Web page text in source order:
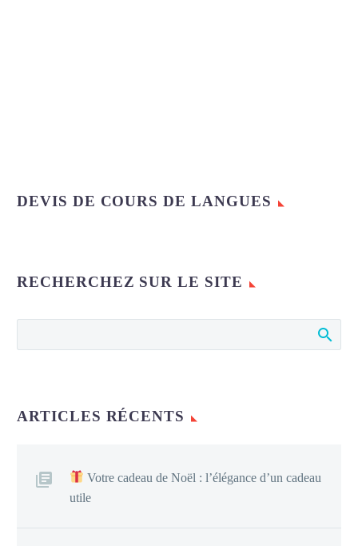
DEVIS DE COURS DE LANGUES
RECHERCHEZ SUR LE SITE
ARTICLES RÉCENTS
Votre cadeau de Noël : l’élégance d’un cadeau
utile